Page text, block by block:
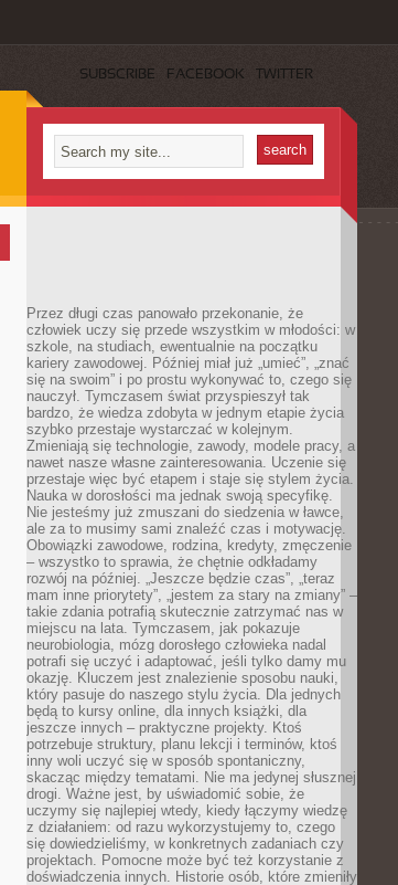
SUBSCRIBE FACEBOOK TWITTER
Przez długi czas panowało przekonanie, że
człowiek uczy się przede wszystkim w młodości: w
szkole, na studiach, ewentualnie na początku
kariery zawodowej. Później miał już „umieć”, „znać
się na swoim” i po prostu wykonywać to, czego się
nauczył. Tymczasem świat przyspieszył tak
bardzo, że wiedza zdobyta w jednym etapie życia
szybko przestaje wystarczać w kolejnym.
Zmieniają się technologie, zawody, modele pracy, a
nawet nasze własne zainteresowania. Uczenie się
przestaje więc być etapem i staje się stylem życia.
Nauka w dorosłości ma jednak swoją specyfikę.
Nie jesteśmy już zmuszani do siedzenia w ławce,
ale za to musimy sami znaleźć czas i motywację.
Obowiązki zawodowe, rodzina, kredyty, zmęczenie
– wszystko to sprawia, że chętnie odkładamy
rozwój na później. „Jeszcze będzie czas”, „teraz
mam inne priorytety”, „jestem za stary na zmiany” –
takie zdania potrafią skutecznie zatrzymać nas w
miejscu na lata. Tymczasem, jak pokazuje
neurobiologia, mózg dorosłego człowieka nadal
potrafi się uczyć i adaptować, jeśli tylko damy mu
okazję. Kluczem jest znalezienie sposobu nauki,
który pasuje do naszego stylu życia. Dla jednych
będą to kursy online, dla innych książki, dla
jeszcze innych – praktyczne projekty. Ktoś
potrzebuje struktury, planu lekcji i terminów, ktoś
inny woli uczyć się w sposób spontaniczny,
skacząc między tematami. Nie ma jedynej słusznej
drogi. Ważne jest, by uświadomić sobie, że
uczymy się najlepiej wtedy, kiedy łączymy wiedzę
z działaniem: od razu wykorzystujemy to, czego
się dowiedzieliśmy, w konkretnych zadaniach czy
projektach. Pomocne może być też korzystanie z
doświadczenia innych. Historie osób, które zmieniły